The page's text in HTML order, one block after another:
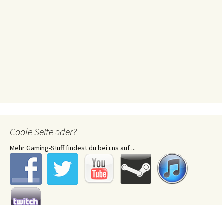
Coole Seite oder?
Mehr Gaming-Stuff findest du bei uns auf ...